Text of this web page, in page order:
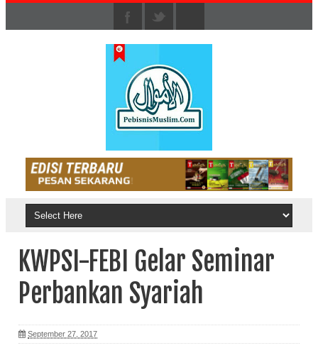
KWPSI-FEBI Gelar Seminar
Perbankan Syariah
September 27, 2017